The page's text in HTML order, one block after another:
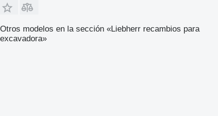
Otros modelos en la sección «Liebherr recambios para
excavadora»